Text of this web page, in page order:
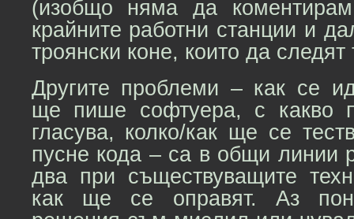
(изобщо няма да
крайните работни станции и
троянски коне, които да
Другите проблеми – как се
ще пише софтуера, с какво
гласува, колко/как ще се
пусне кода – са в общи линии
два при съществуващите
как ще се оправят. Аз